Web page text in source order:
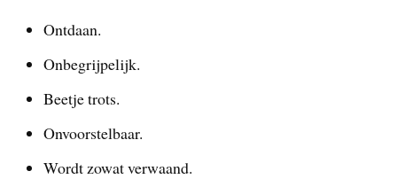
Ontdaan.
Onbegrijpelijk.
Beetje trots.
Onvoorstelbaar.
Wordt zowat verwaand.